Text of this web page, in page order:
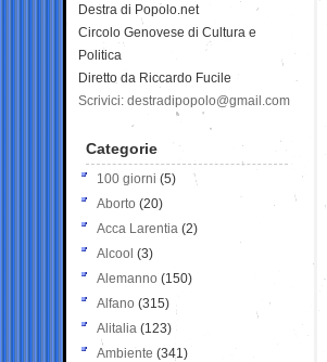
Destra di Popolo.net
Circolo Genovese di Cultura e
Politica
Diretto da Riccardo Fucile
Scrivici: destradipopolo@gmail.com
Categorie
100 giorni (5)
Aborto (20)
Acca Larentia (2)
Alcool (3)
Alemanno (150)
Alfano (315)
Alitalia (123)
Ambiente (341)